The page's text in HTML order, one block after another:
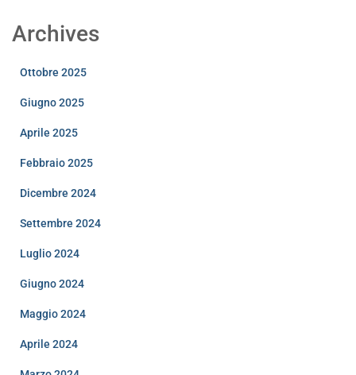
Archives
Ottobre 2025
Giugno 2025
Aprile 2025
Febbraio 2025
Dicembre 2024
Settembre 2024
Luglio 2024
Giugno 2024
Maggio 2024
Aprile 2024